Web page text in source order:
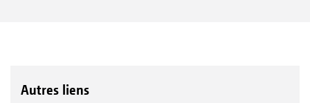
Autres liens